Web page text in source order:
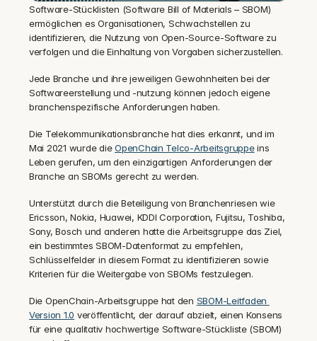
‍Software-Stücklisten (Software Bill of Materials – SBOM)
ermöglichen es Organisationen, Schwachstellen zu
identifizieren, die Nutzung von Open-Source-Software zu
verfolgen und die Einhaltung von Vorgaben sicherzustellen.
Jede Branche und ihre jeweiligen Gewohnheiten bei der
Softwareerstellung und -nutzung können jedoch eigene
branchenspezifische Anforderungen haben.
‍Die Telekommunikationsbranche hat dies erkannt, und im
Mai 2021 wurde die OpenChain Telco-Arbeitsgruppe ins
Leben gerufen, um den einzigartigen Anforderungen der
Branche an SBOMs gerecht zu werden.
Unterstützt durch die Beteiligung von Branchenriesen wie
Ericsson, Nokia, Huawei, KDDI Corporation, Fujitsu, Toshiba,
Sony, Bosch und anderen hatte die Arbeitsgruppe das Ziel,
ein bestimmtes SBOM-Datenformat zu empfehlen,
Schlüsselfelder in diesem Format zu identifizieren sowie
Kriterien für die Weitergabe von SBOMs festzulegen.
‍Die OpenChain-Arbeitsgruppe hat den SBOM-Leitfaden
Version 1.0 veröffentlicht, der darauf abzielt, einen Konsens
für eine qualitativ hochwertige Software-Stückliste (SBOM)